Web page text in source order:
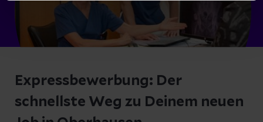
Expressbewerbung: Der
schnellste Weg zu Deinem neuen